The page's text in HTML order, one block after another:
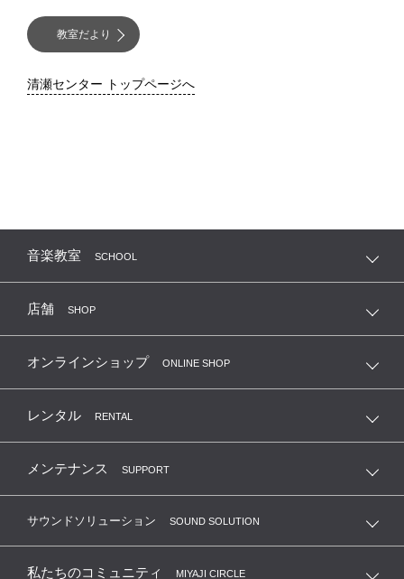
教室だより
清瀬センター トップページへ
音楽教室 SCHOOL
店舗 SHOP
オンラインショップ ONLINE SHOP
レンタル RENTAL
メンテナンス SUPPORT
サウンドソリューション SOUND SOLUTION
私たちのコミュニティ MIYAJI CIRCLE